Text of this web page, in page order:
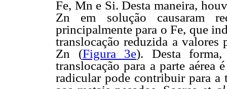
Fe, Mn e Si. Desta maneira,
Zn em solução causaram
principalmente para o Fe, que
translocação reduzida a
Zn (Figura 3e). Desta
translocação para a parte aérea
radicular pode contribuir para a